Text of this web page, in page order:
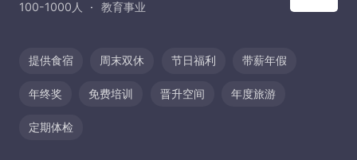
100-1000人 教育事业
提供食宿 周末双休 节日福利 带薪年假
年终奖 免费培训 晋升空间 年度旅游
定期体检